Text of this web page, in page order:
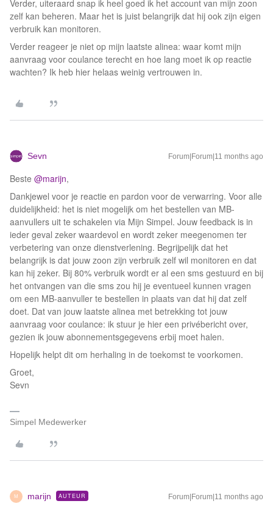
Verder, uiteraard snap ik heel goed ik het account van mijn zoon
zelf kan beheren. Maar het is juist belangrijk dat hij ook zijn eigen
verbruik kan monitoren.
Verder reageer je niet op mijn laatste alinea: waar komt mijn
aanvraag voor coulance terecht en hoe lang moet ik op reactie
wachten? Ik heb hier helaas weinig vertrouwen in.
Sevn Forum|Forum|11 months ago
Beste ​ @marijn,
Dankjewel voor je reactie en pardon voor de verwarring. Voor alle
duidelijkheid: het is niet mogelijk om het bestellen van MB-
aanvullers uit te schakelen via Mijn Simpel. Jouw feedback is in
ieder geval zeker waardevol en wordt zeker meegenomen ter
verbetering van onze dienstverlening. Begrijpelijk dat het
belangrijk is dat jouw zoon zijn verbruik zelf wil monitoren en dat
kan hij zeker. Bij 80% verbruik wordt er al een sms gestuurd en bij
het ontvangen van die sms zou hij je eventueel kunnen vragen
om een MB-aanvuller te bestellen in plaats van dat hij dat zelf
doet. Dat van jouw laatste alinea met betrekking tot jouw
aanvraag voor coulance: ik stuur je hier een privébericht over,
gezien ik jouw abonnementsgegevens erbij moet halen.
Hopelijk helpt dit om herhaling in de toekomst te voorkomen.
Groet,
Sevn
Simpel Medewerker
M marijn AUTEUR Forum|Forum|11 months ago